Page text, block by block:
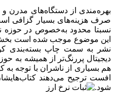
بهره‌مندی از دستگاه‌های مدرن و
صرف هزینه‌های بسیار گزافی
نسبتا محدود به‌خصوص در
این موضوع موجب شده است بخش
نشر به سمت چاپ بسته‌بندی
دیجیتال پررنگ‌تر از همیشه به
هم بسیاری از ناشران با توجه
افست ترجیح می‌دهند
شود.